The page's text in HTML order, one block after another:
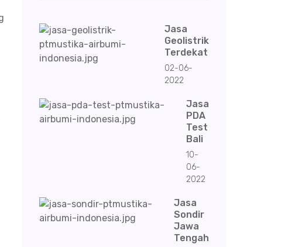
Jasa
Geolistrik
Terdekat
02-06-
2022
Jasa
PDA
Test
Bali
10-
06-
2022
Jasa
Sondir
Jawa
Tengah